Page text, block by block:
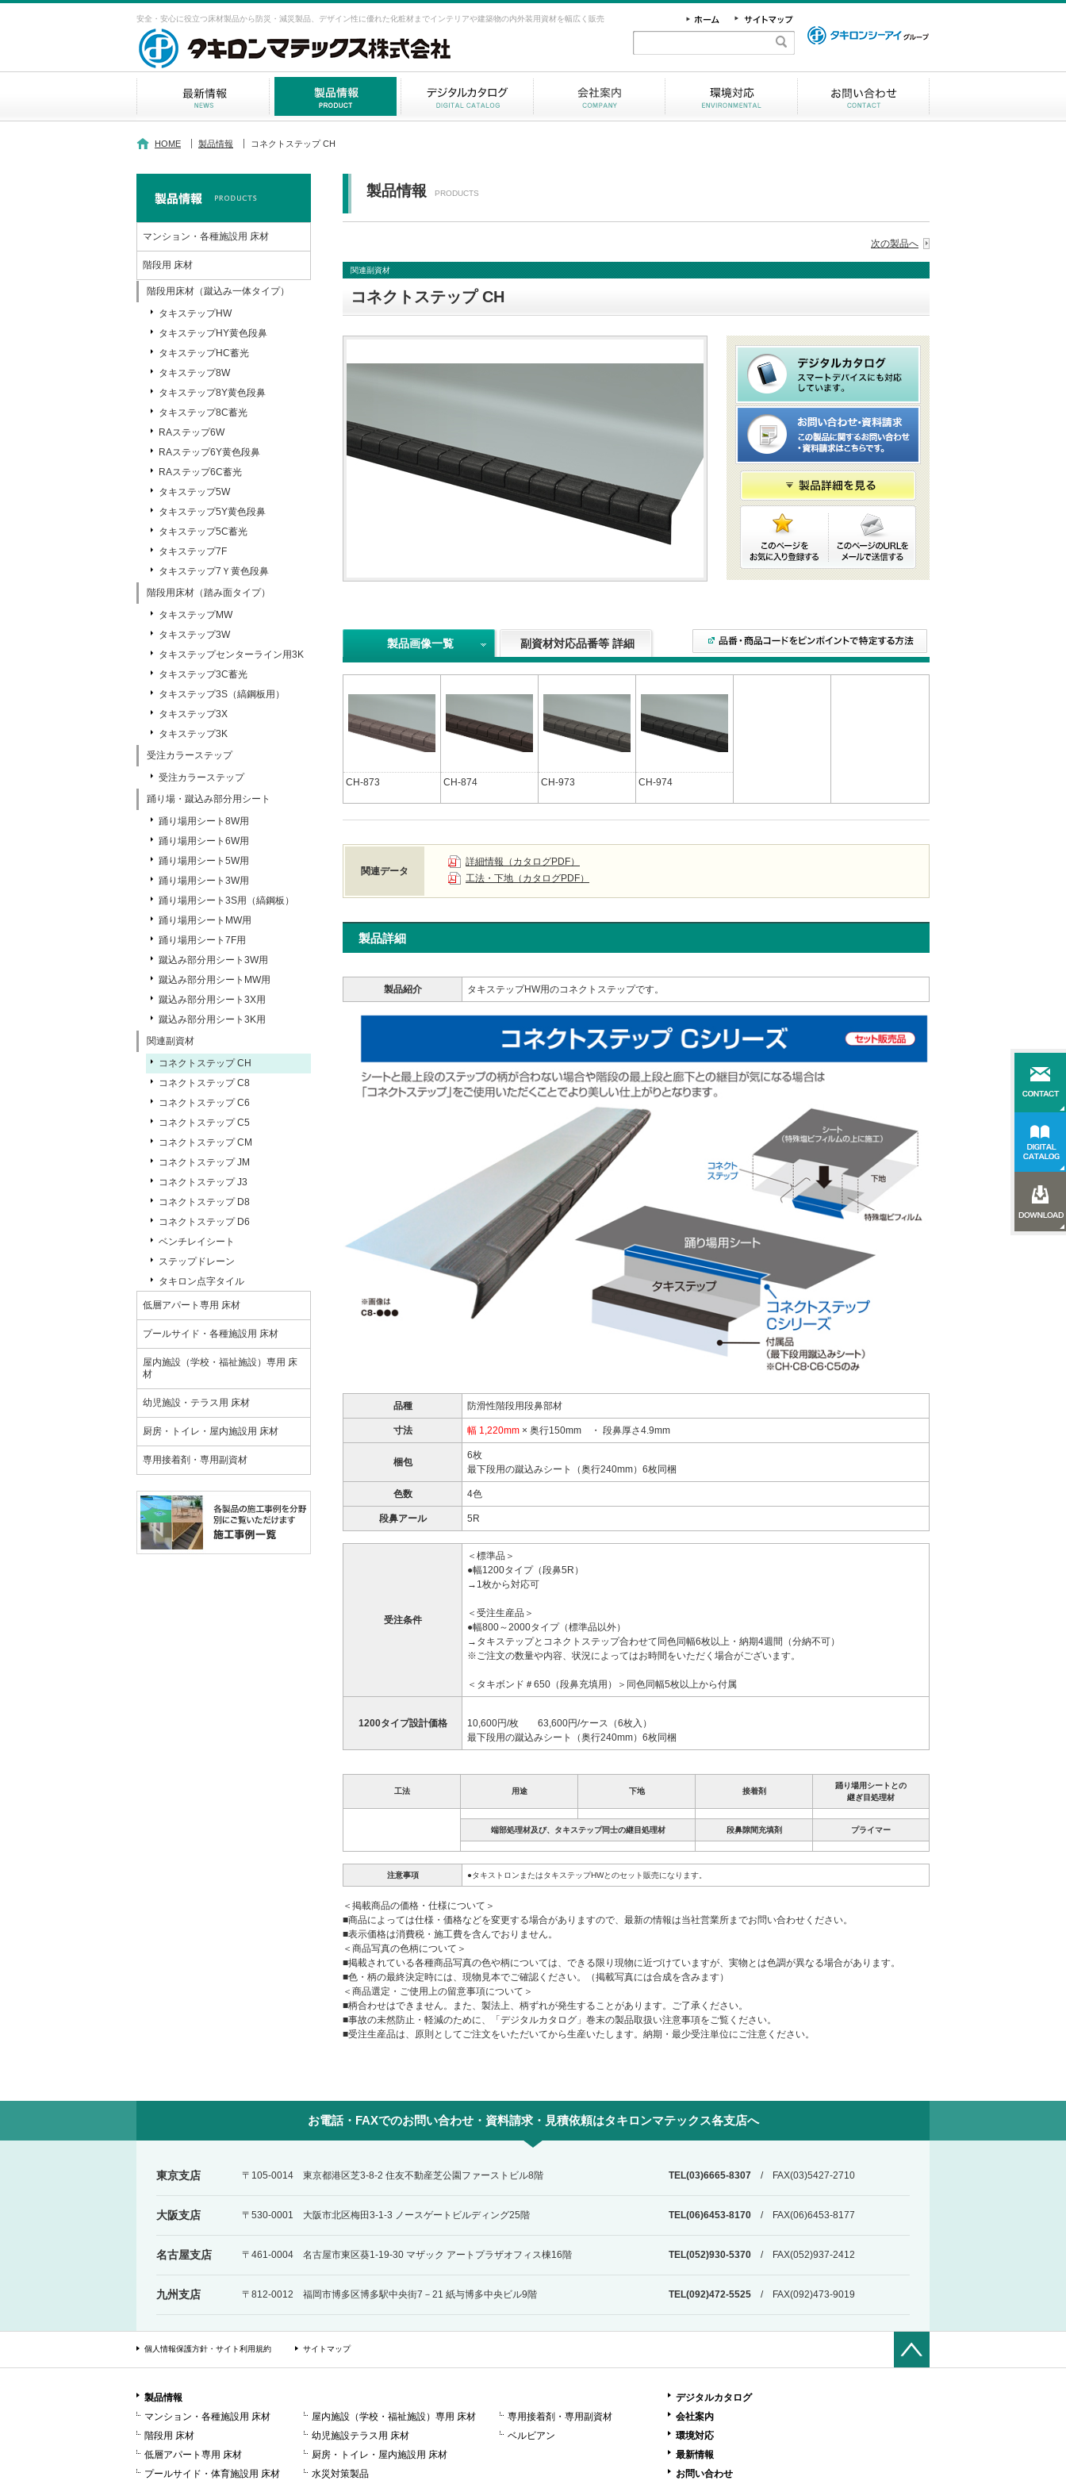
安全・安心に役立つ床材製品から防災・減災製品、デザイン性に優れた化粧材までインテリアや建築物の内外装用資材を幅広く販売
HOME 製品情報 コネクトステップ CH
製品情報 PRODUCTS
次の製品へ
関連副資材
コネクトステップ CH
製品画像一覧 副資材対応品番等 詳細
CH-873 CH-874 CH-973 CH-974
関連データ
詳細情報（カタログPDF）
工法・下地（カタログPDF）
製品詳細
製品紹介 タキステップHW用のコネクトステップです。
品種 防滑性階段用段鼻部材
寸法 幅 1,220mm × 奥行150mm ・ 段鼻厚さ4.9mm
梱包
6枚
最下段用の蹴込みシート（奥行240mm）6枚同梱
色数 4色
段鼻アール 5R
受注条件
＜標準品＞
●幅1200タイプ（段鼻5R）
→1枚から対応可
＜受注生産品＞
●幅800～2000タイプ（標準品以外）
→タキステップとコネクトステップ合わせて同色同幅6枚以上・納期4週間（分納不可）
※ご注文の数量や内容、状況によってはお時間をいただく場合がございます。
＜タキボンド＃650（段鼻充填用）＞同色同幅5枚以上から付属
1200タイプ設計価格
10,600円/枚 63,600円/ケース（6枚入）
最下段用の蹴込みシート（奥行240mm）6枚同梱
工法 用途 下地 接着剤
踊り場用シートとの
継ぎ目処理材
端部処理材及び、タキステップ同士の継目処理材 段鼻隙間充填剤 プライマー
注意事項 ●タキストロンまたはタキステップHWとのセット販売になります。
＜掲載商品の価格・仕様について＞
■商品によっては仕様・価格などを変更する場合がありますので、最新の情報は当社営業所までお問い合わせください。
■表示価格は消費税・施工費を含んでおりません。
＜商品写真の色柄について＞
■掲載されている各種商品写真の色や柄については、できる限り現物に近づけていますが、実物とは色調が異なる場合があります。
■色・柄の最終決定時には、現物見本でご確認ください。（掲載写真には合成を含みます）
＜商品選定・ご使用上の留意事項について＞
■柄合わせはできません。また、製法上、柄ずれが発生することがあります。ご了承ください。
■事故の未然防止・軽減のために、「デジタルカタログ」巻末の製品取扱い注意事項をご覧ください。
■受注生産品は、原則としてご注文をいただいてから生産いたします。納期・最少受注単位にご注意ください。
マンション・各種施設用 床材
階段用 床材
階段用床材（蹴込み一体タイプ）
タキステップHW
タキステップHY黄色段鼻
タキステップHC蓄光
タキステップ8W
タキステップ8Y黄色段鼻
タキステップ8C蓄光
RAステップ6W
RAステップ6Y黄色段鼻
RAステップ6C蓄光
タキステップ5W
タキステップ5Y黄色段鼻
タキステップ5C蓄光
タキステップ7F
タキステップ7Ｙ黄色段鼻
階段用床材（踏み面タイプ）
タキステップMW
タキステップ3W
タキステップセンターライン用3K
タキステップ3C蓄光
タキステップ3S（縞鋼板用）
タキステップ3X
タキステップ3K
受注カラーステップ
受注カラーステップ
踊り場・蹴込み部分用シート
踊り場用シート8W用
踊り場用シート6W用
踊り場用シート5W用
踊り場用シート3W用
踊り場用シート3S用（縞鋼板）
踊り場用シートMW用
踊り場用シート7F用
蹴込み部分用シート3W用
蹴込み部分用シートMW用
蹴込み部分用シート3X用
蹴込み部分用シート3K用
関連副資材
コネクトステップ CH
コネクトステップ C8
コネクトステップ C6
コネクトステップ C5
コネクトステップ CM
コネクトステップ JM
コネクトステップ J3
コネクトステップ D8
コネクトステップ D6
ベンチレイシート
ステップドレーン
タキロン点字タイル
低層アパート専用 床材
プールサイド・各種施設用 床材
屋内施設（学校・福祉施設）専用 床
材
幼児施設・テラス用 床材
厨房・トイレ・屋内施設用 床材
専用接着剤・専用副資材
お電話・FAXでのお問い合わせ・資料請求・見積依頼はタキロンマテックス各支店へ
東京支店 〒105-0014 東京都港区芝3-8-2 住友不動産芝公園ファーストビル8階 TEL(03)6665-8307 / FAX(03)5427-2710
大阪支店 〒530-0001 大阪市北区梅田3-1-3 ノースゲートビルディング25階 TEL(06)6453-8170 / FAX(06)6453-8177
名古屋支店 〒461-0004 名古屋市東区葵1-19-30 マザック アートプラザオフィス棟16階 TEL(052)930-5370 / FAX(052)937-2412
九州支店 〒812-0012 福岡市博多区博多駅中央街7－21 紙与博多中央ビル9階 TEL(092)472-5525 / FAX(092)473-9019
個人情報保護方針・サイト利用規約 サイトマップ
製品情報
マンション・各種施設用 床材
階段用 床材
低層アパート専用 床材
プールサイド・体育施設用 床材
屋内施設（学校・福祉施設）専用 床材
幼児施設テラス用 床材
厨房・トイレ・屋内施設用 床材
水災対策製品
専用接着剤・専用副資材
ベルビアン
デジタルカタログ
会社案内
環境対応
最新情報
お問い合わせ